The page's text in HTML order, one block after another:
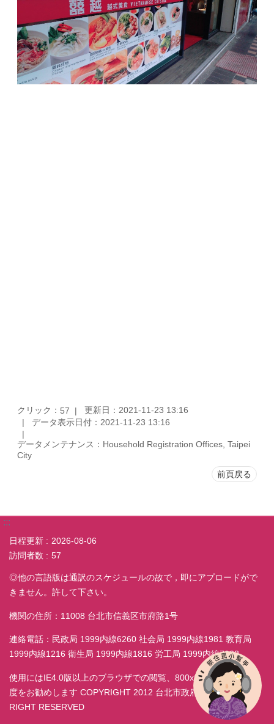
クリック： 57
更新日：2021-11-23 13:16
データ表示日付：2021-11-23 13:16
データメンテナンス：Household Registration Offices, Taipei
City
前頁戻る
:::
日程更新
2026-08-06
訪問者数
57
◎他の言語版は通訳のスケジュールの故で，即にアプロードがで
きません。許して下さい。
機関の住所：11008 台北市信義区市府路1号
連絡電話：民政局 1999内線6260 社会局 1999内線1981 教育局
1999内線1216 衛生局 1999内線1816 労工局 1999内線7038
使用にはIE4.0版以上のブラウザでの閲覧、800x600モニター解析
度をお勧めします COPYRIGHT 2012 台北市政府民政局 ALL
RIGHT RESERVED